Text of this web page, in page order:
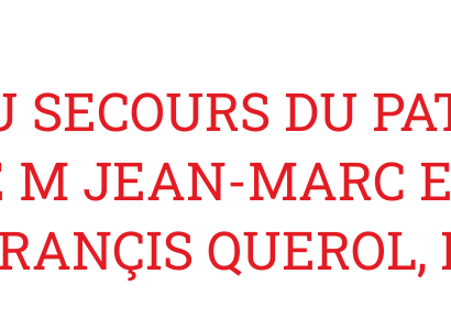
DU
M JEAN-MARC
QUEROL,